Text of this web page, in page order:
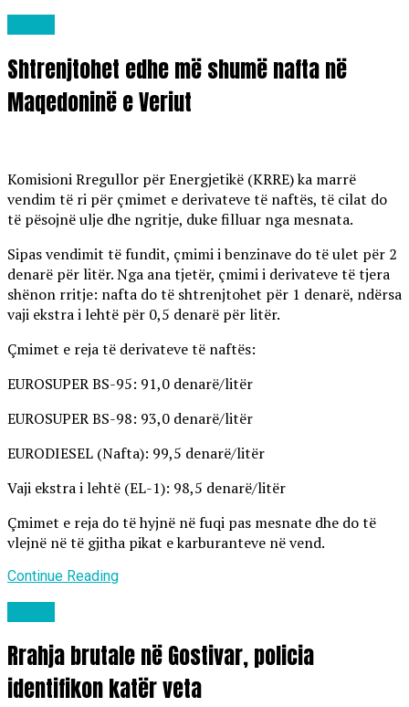
Shtrenjtohet edhe më shumë nafta në
Maqedoninë e Veriut
Komisioni Rregullor për Energjetikë (KRRE) ka marrë
vendim të ri për çmimet e derivateve të naftës, të cilat do
të pësojnë ulje dhe ngritje, duke filluar nga mesnata.
Sipas vendimit të fundit, çmimi i benzinave do të ulet për 2
denarë për litër. Nga ana tjetër, çmimi i derivateve të tjera
shënon rritje: nafta do të shtrenjtohet për 1 denarë, ndërsa
vaji ekstra i lehtë për 0,5 denarë për litër.
Çmimet e reja të derivateve të naftës:
EUROSUPER BS-95: 91,0 denarë/litër
EUROSUPER BS-98: 93,0 denarë/litër
EURODIESEL (Nafta): 99,5 denarë/litër
Vaji ekstra i lehtë (EL-1): 98,5 denarë/litër
Çmimet e reja do të hyjnë në fuqi pas mesnate dhe do të
vlejnë në të gjitha pikat e karburanteve në vend.
Continue Reading
Rrahja brutale në Gostivar, policia
identifikon katër veta